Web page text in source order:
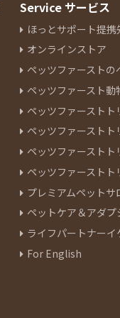
Service サービス
ほっとサポート提携
オンラインストア
ペッツファーストの
ペッツファースト動
ペッツファースト
ペッツファースト
ペッツファースト
ペッツファースト
プレミアムペットサ
ペットケア＆アダ
ライフパートナーイ
For English